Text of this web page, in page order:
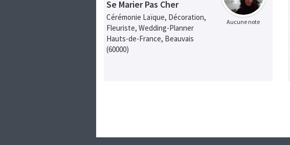
Se Marier Pas Cher
Cérémonie Laïque, Décoration,
Fleuriste, Wedding-Planner
Hauts-de-France, Beauvais
(60000)
Aucune note